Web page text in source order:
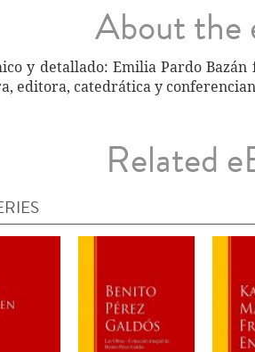
About the
y detallado: Emilia Pardo
editora, catedrática y
Related